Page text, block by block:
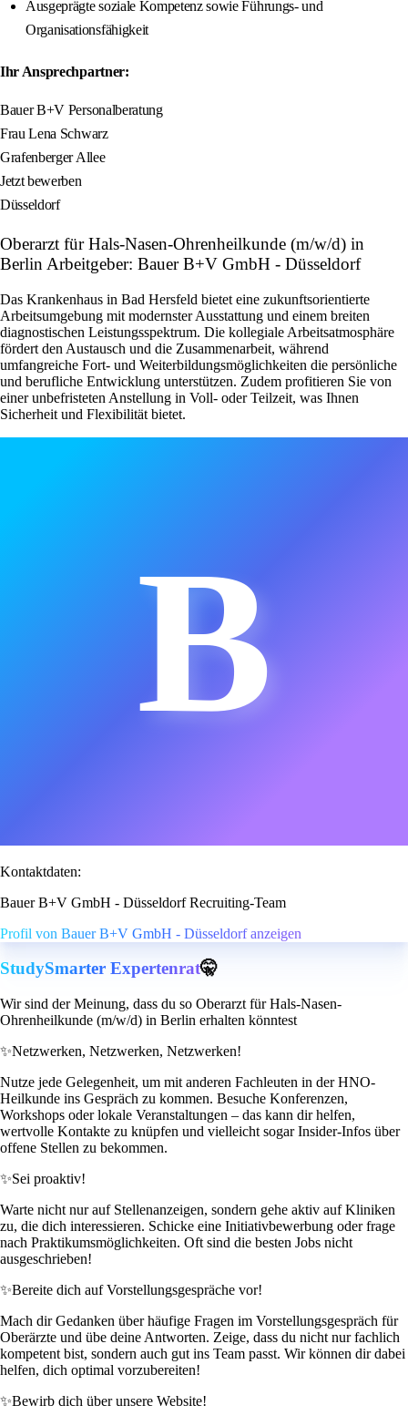
Ausgeprägte soziale Kompetenz sowie Führungs- und
Organisationsfähigkeit
Ihr Ansprechpartner:
Bauer B+V Personalberatung
Frau Lena Schwarz
Grafenberger Allee
Jetzt bewerben
Düsseldorf
Oberarzt für Hals-Nasen-Ohrenheilkunde (m/w/d) in
Berlin Arbeitgeber: Bauer B+V GmbH - Düsseldorf
Das Krankenhaus in Bad Hersfeld bietet eine zukunftsorientierte
Arbeitsumgebung mit modernster Ausstattung und einem breiten
diagnostischen Leistungsspektrum. Die kollegiale Arbeitsatmosphäre
fördert den Austausch und die Zusammenarbeit, während
umfangreiche Fort- und Weiterbildungsmöglichkeiten die persönliche
und berufliche Entwicklung unterstützen. Zudem profitieren Sie von
einer unbefristeten Anstellung in Voll- oder Teilzeit, was Ihnen
Sicherheit und Flexibilität bietet.
B
Kontaktdaten:
Bauer B+V GmbH - Düsseldorf Recruiting-Team
Profil von Bauer B+V GmbH - Düsseldorf anzeigen
StudySmarter Expertenrat🤫
Wir sind der Meinung, dass du so Oberarzt für Hals-Nasen-
Ohrenheilkunde (m/w/d) in Berlin erhalten könntest
✨Netzwerken, Netzwerken, Netzwerken!
Nutze jede Gelegenheit, um mit anderen Fachleuten in der HNO-
Heilkunde ins Gespräch zu kommen. Besuche Konferenzen,
Workshops oder lokale Veranstaltungen – das kann dir helfen,
wertvolle Kontakte zu knüpfen und vielleicht sogar Insider-Infos über
offene Stellen zu bekommen.
✨Sei proaktiv!
Warte nicht nur auf Stellenanzeigen, sondern gehe aktiv auf Kliniken
zu, die dich interessieren. Schicke eine Initiativbewerbung oder frage
nach Praktikumsmöglichkeiten. Oft sind die besten Jobs nicht
ausgeschrieben!
✨Bereite dich auf Vorstellungsgespräche vor!
Mach dir Gedanken über häufige Fragen im Vorstellungsgespräch für
Oberärzte und übe deine Antworten. Zeige, dass du nicht nur fachlich
kompetent bist, sondern auch gut ins Team passt. Wir können dir dabei
helfen, dich optimal vorzubereiten!
✨Bewirb dich über unsere Website!